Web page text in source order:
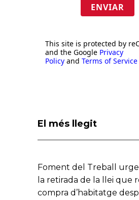
ENVIAR
This site is protected by
and the Google Privacy
Policy and Terms of Service
El més llegit
Foment del Treball
la retirada de la llei que
compra d’habitatge